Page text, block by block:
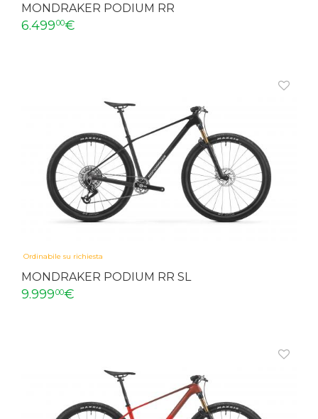
MONDRAKER PODIUM RR
6.49900€
MONDRAKER PODIUM RR SL
9.99900€
Ordinabile su richiesta